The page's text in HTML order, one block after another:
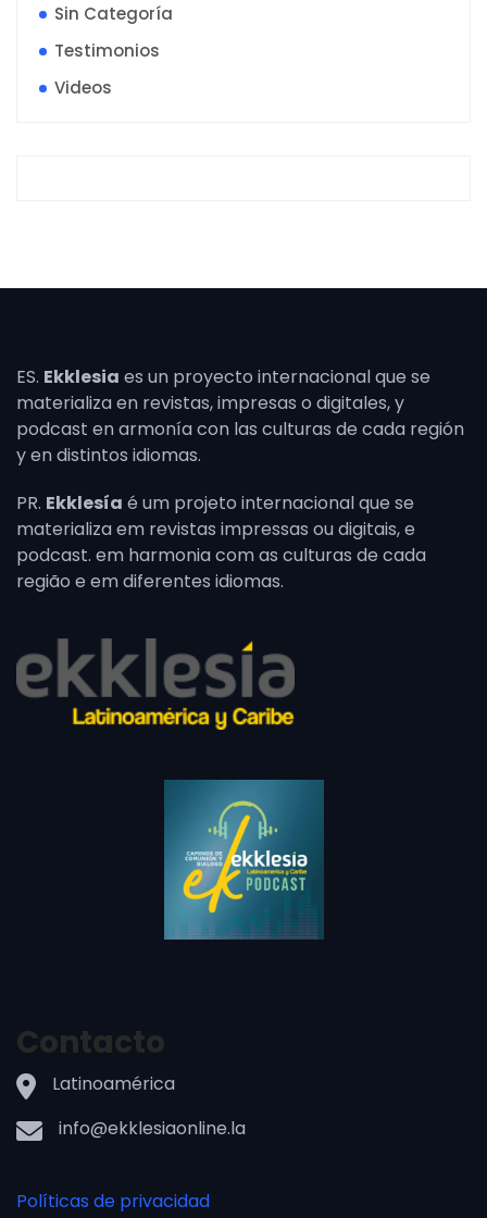
Sin Categoría
Testimonios
Videos
ES. Ekklesia es un proyecto internacional que se
materializa en revistas, impresas o digitales, y
podcast en armonía con las culturas de cada región
y en distintos idiomas.
PR. Ekklesía é um projeto internacional que se
materializa em revistas impressas ou digitais, e
podcast. em harmonia com as culturas de cada
região e em diferentes idiomas.
Contacto
Latinoamérica
info@ekklesiaonline.la
Políticas de privacidad